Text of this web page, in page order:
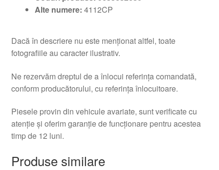
Alte numere: 4112CP
Dacă în descriere nu este menționat altfel, toate
fotografiile au caracter ilustrativ.
Ne rezervăm dreptul de a înlocui referința comandată,
conform producătorului, cu referința înlocuitoare.
Piesele provin din vehicule avariate, sunt verificate cu
atenție și oferim garanție de funcționare pentru acestea
timp de 12 luni.
Produse similare